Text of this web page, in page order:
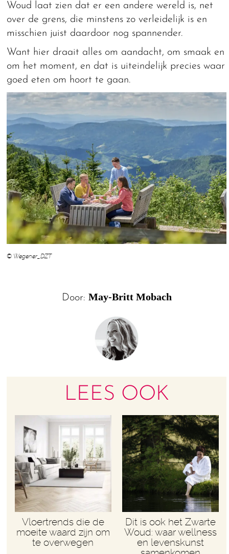
Woud laat zien dat er een andere wereld is, net
over de grens, die minstens zo verleidelijk is en
misschien juist daardoor nog spannender.
Want hier draait alles om aandacht, om smaak en
om het moment, en dat is uiteindelijk precies waar
goed eten om hoort te gaan.
© Wegener_DZT
Door: May-Britt Mobach
LEES OOK
Vloertrends die de
moeite waard zijn om
te overwegen
Dit is ook het Zwarte
Woud: waar wellness
en levenskunst